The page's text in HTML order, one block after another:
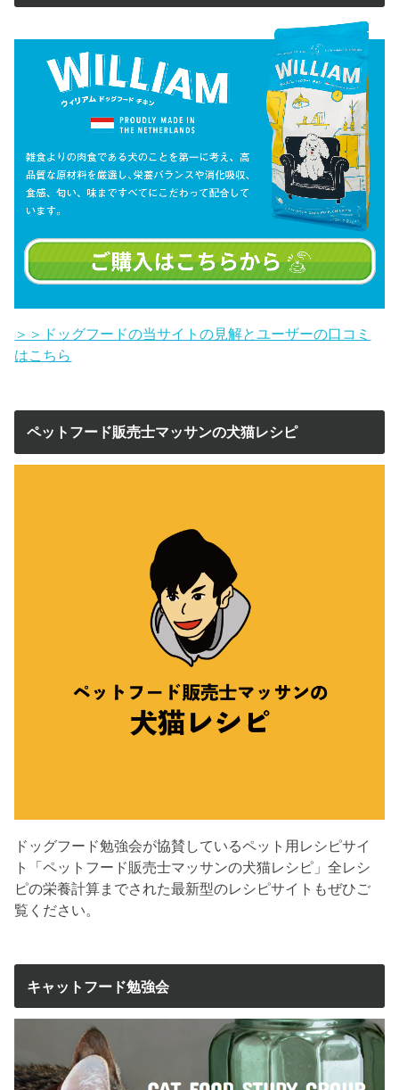
＞＞ドッグフードの当サイトの見解とユーザーの口コミ
はこちら
ペットフード販売士マッサンの犬猫レシピ
ドッグフード勉強会が協賛しているペット用レシピサイ
ト「ペットフード販売士マッサンの犬猫レシピ」全レシ
ピの栄養計算までされた最新型のレシピサイトもぜひご
覧ください。
キャットフード勉強会